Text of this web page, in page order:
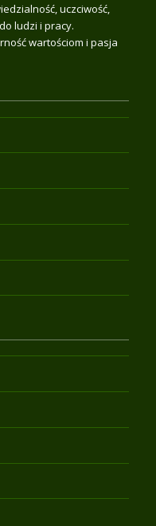
uczciwość,
ludzi i pracy.
wartościom i pasja